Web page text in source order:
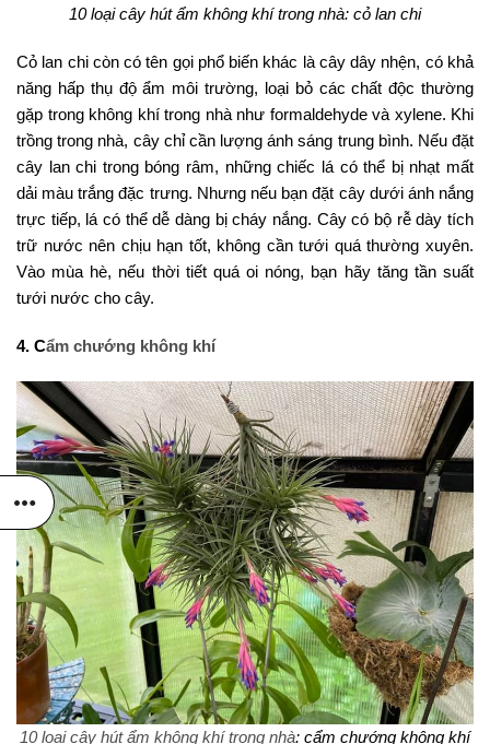
10 loại cây hút ẩm không khí trong nhà: cỏ lan chi
Cỏ lan chi còn có tên gọi phổ biến khác là cây dây nhện, có khả
năng hấp thụ độ ẩm môi trường, loại bỏ các chất độc thường
gặp trong không khí trong nhà như formaldehyde và xylene. Khi
trồng trong nhà, cây chỉ cần lượng ánh sáng trung bình. Nếu đặt
cây lan chi trong bóng râm, những chiếc lá có thể bị nhạt mất
dải màu trắng đặc trưng. Nhưng nếu bạn đặt cây dưới ánh nắng
trực tiếp, lá có thể dễ dàng bị cháy nắng. Cây có bộ rễ dày tích
trữ nước nên chịu hạn tốt, không cần tưới quá thường xuyên.
Vào mùa hè, nếu thời tiết quá oi nóng, bạn hãy tăng tần suất
tưới nước cho cây.
4. Cẩm chướng không khí
10 loại cây hút ẩm không khí trong nhà: cẩm chướng không khí